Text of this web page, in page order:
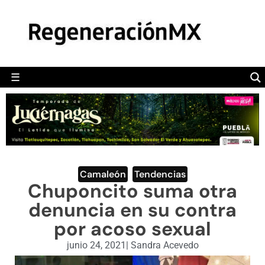
☰
POLÍTICA
CAMALEÓN
OPINIÓN
DEPORTES
ENGLISH SECTION
VIDEOS
Camaleón Tendencias
Chuponcito suma otra
denuncia en su contra
por acoso sexual
junio 24, 2021 | Sandra Acevedo